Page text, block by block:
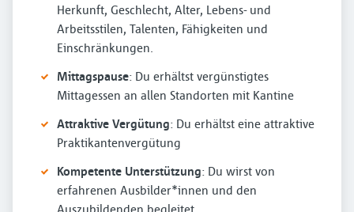
Herkunft, Geschlecht, Alter, Lebens- und
Arbeitsstilen, Talenten, Fähigkeiten und
Einschränkungen.
Mittagspause: Du erhältst vergünstigtes
Mittagessen an allen Standorten mit Kantine
Attraktive Vergütung: Du erhältst eine attraktive
Praktikantenvergütung
Kompetente Unterstützung: Du wirst von
erfahrenen Ausbilder*innen und den